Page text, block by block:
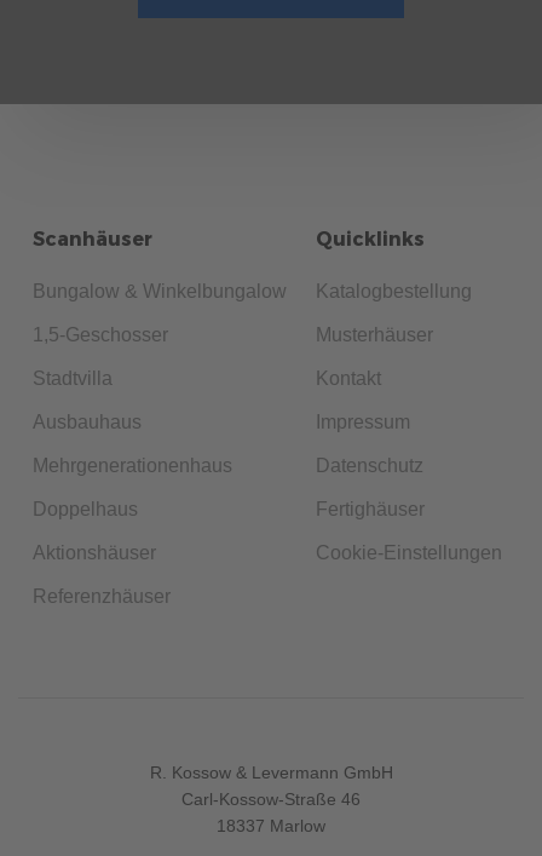
Scanhäuser
Bungalow & Winkelbungalow
1,5-Geschosser
Stadtvilla
Ausbauhaus
Mehrgenerationenhaus
Doppelhaus
Aktionshäuser
Referenzhäuser
Quicklinks
Katalogbestellung
Musterhäuser
Kontakt
Impressum
Datenschutz
Fertighäuser
Cookie-Einstellungen
R. Kossow & Levermann GmbH
Carl-Kossow-Straße 46
18337 Marlow